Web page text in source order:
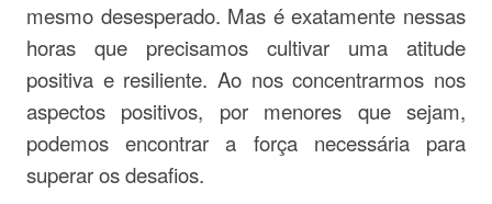
mesmo desesperado. Mas é exatamente nessas
horas que precisamos cultivar uma atitude
positiva e resiliente. Ao nos concentrarmos nos
aspectos positivos, por menores que sejam,
podemos encontrar a força necessária para
superar os desafios.